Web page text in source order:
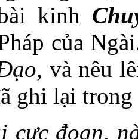
kinh
của
, và nêu
ghi lại
cực đoan,